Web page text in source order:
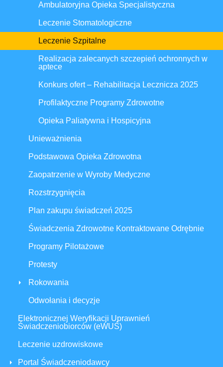
Ambulatoryjna Opieka Specjalistyczna
Leczenie Stomatologiczne
Leczenie Szpitalne
Realizacja zalecanych szczepień ochronnych w
aptece
Konkurs ofert – Rehabilitacja Lecznicza 2025
Profilaktyczne Programy Zdrowotne
Opieka Paliatywna i Hospicyjna
Unieważnienia
Podstawowa Opieka Zdrowotna
Zaopatrzenie w Wyroby Medyczne
Rozstrzygnięcia
Plan zakupu świadczeń 2025
Świadczenia Zdrowotne Kontraktowane Odrębnie
Programy Pilotażowe
Protesty
Rokowania
Odwołania i decyzje
Elektronicznej Weryfikacji Uprawnień
Świadczeniobiorców (eWUŚ)
Leczenie uzdrowiskowe
Portal Świadczeniodawcy